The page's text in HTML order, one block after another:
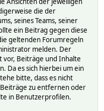
die der
seines Teams, seiner
ein Beitrag gegen diese
geltenden Forumregeln
melden. Der
vor, Beiträge und Inhalte
Da es sich hierbei um ein
bitte, dass es nicht
zu entfernen oder
in Benutzerprofilen.